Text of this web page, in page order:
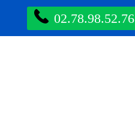
02.78.98.52.76